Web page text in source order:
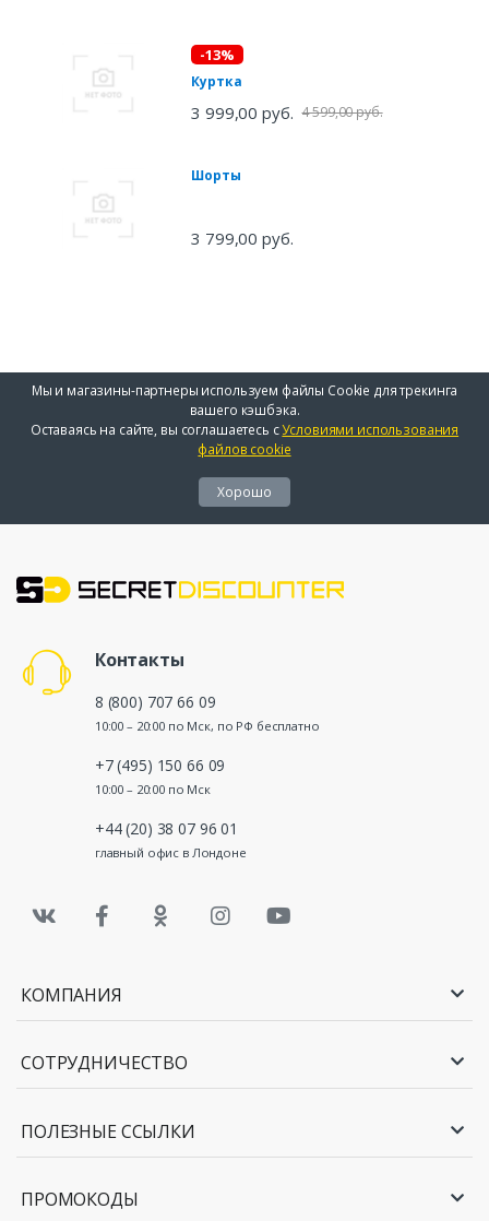
-13%
Куртка
3 999,00 руб. 4 599,00 руб.
Шорты
3 799,00 руб.
Мы и магазины-партнеры используем файлы Cookie для трекинга
вашего кэшбэка.
Оставаясь на сайте, вы соглашаетесь сУсловиями использования
файлов cookie
Хорошо
Контакты
8 (800) 707 66 09
10:00 – 20:00 по Мск, по РФ бесплатно
+7 (495) 150 66 09
10:00 – 20:00 по Мск
+44 (20) 38 07 96 01
главный офис в Лондоне
КОМПАНИЯ
СОТРУДНИЧЕСТВО
ПОЛЕЗНЫЕ ССЫЛКИ
ПРОМОКОДЫ